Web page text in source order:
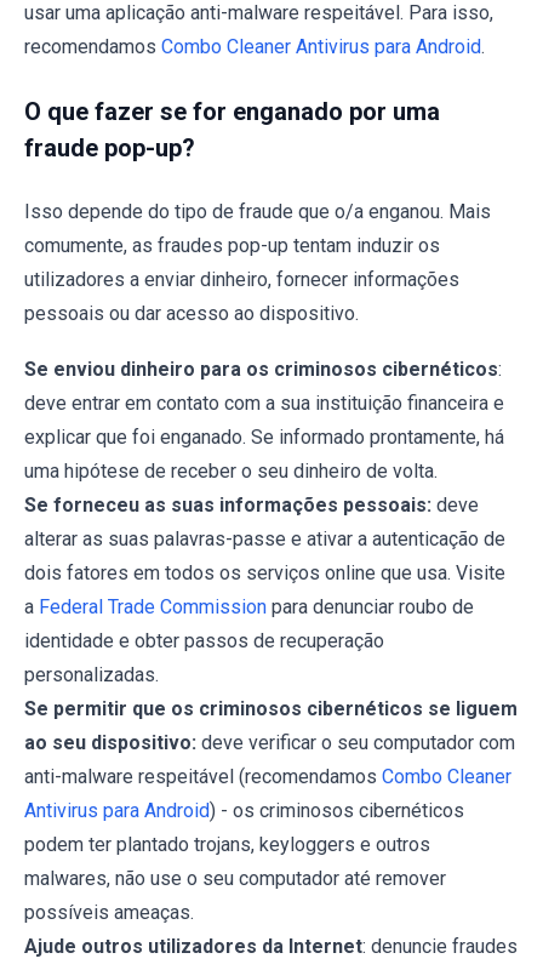
usar uma aplicação anti-malware respeitável. Para isso,
recomendamos Combo Cleaner Antivirus para Android.
O que fazer se for enganado por uma
fraude pop-up?
Isso depende do tipo de fraude que o/a enganou. Mais
comumente, as fraudes pop-up tentam induzir os
utilizadores a enviar dinheiro, fornecer informações
pessoais ou dar acesso ao dispositivo.
Se enviou dinheiro para os criminosos cibernéticos:
deve entrar em contato com a sua instituição financeira e
explicar que foi enganado. Se informado prontamente, há
uma hipótese de receber o seu dinheiro de volta.
Se forneceu as suas informações pessoais: deve
alterar as suas palavras-passe e ativar a autenticação de
dois fatores em todos os serviços online que usa. Visite
a Federal Trade Commission para denunciar roubo de
identidade e obter passos de recuperação
personalizadas.
Se permitir que os criminosos cibernéticos se liguem
ao seu dispositivo: deve verificar o seu computador com
anti-malware respeitável (recomendamos Combo Cleaner
Antivirus para Android) - os criminosos cibernéticos
podem ter plantado trojans, keyloggers e outros
malwares, não use o seu computador até remover
possíveis ameaças.
Ajude outros utilizadores da Internet: denuncie fraudes